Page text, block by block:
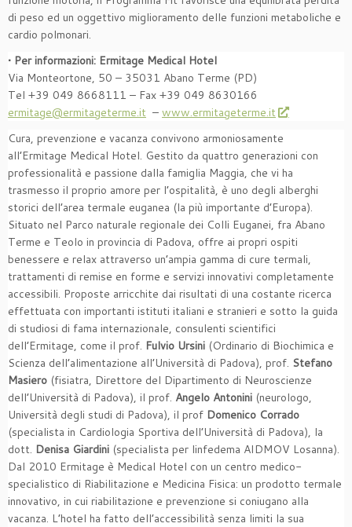
di peso ed un oggettivo miglioramento delle funzioni metaboliche e
cardio polmonari.
• Per informazioni: Ermitage Medical Hotel
Via Monteortone, 50 – 35031 Abano Terme (PD)
Tel +39 049 8668111 – Fax +39 049 8630166
ermitage@ermitageterme.it – www.ermitageterme.it
Cura, prevenzione e vacanza convivono armoniosamente
all’Ermitage Medical Hotel. Gestito da quattro generazioni con
professionalità e passione dalla famiglia Maggia, che vi ha
trasmesso il proprio amore per l’ospitalità, è uno degli alberghi
storici dell’area termale euganea (la più importante d’Europa).
Situato nel Parco naturale regionale dei Colli Euganei, fra Abano
Terme e Teolo in provincia di Padova, offre ai propri ospiti
benessere e relax attraverso un’ampia gamma di cure termali,
trattamenti di remise en forme e servizi innovativi completamente
accessibili. Proposte arricchite dai risultati di una costante ricerca
effettuata con importanti istituti italiani e stranieri e sotto la guida
di studiosi di fama internazionale, consulenti scientifici
dell’Ermitage, come il prof. Fulvio Ursini (Ordinario di Biochimica e
Scienza dell’alimentazione all’Università di Padova), prof. Stefano
Masiero (fisiatra, Direttore del Dipartimento di Neuroscienze
dell’Università di Padova), il prof. Angelo Antonini (neurologo,
Università degli studi di Padova), il prof Domenico Corrado
(specialista in Cardiologia Sportiva dell’Università di Padova), la
dott. Denisa Giardini (specialista per linfedema AIDMOV Losanna).
Dal 2010 Ermitage è Medical Hotel con un centro medico-
specialistico di Riabilitazione e Medicina Fisica: un prodotto termale
innovativo, in cui riabilitazione e prevenzione si coniugano alla
vacanza. L’hotel ha fatto dell’accessibilità senza limiti la sua